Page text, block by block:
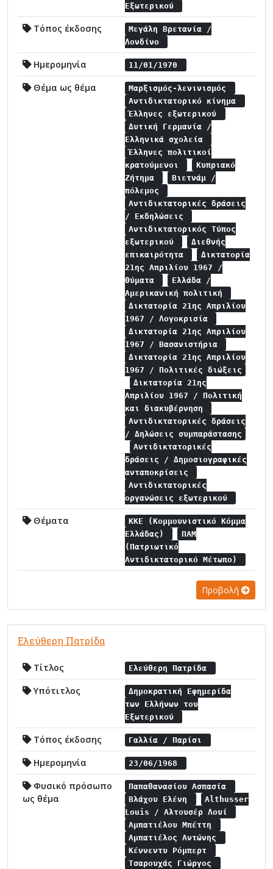
Εξωτερικού
Τόπος έκδοσης
Μεγάλη Βρετανία /
Λονδίνο
Ημερομηνία 11/01/1970
Θέμα ως θέμα
Μαρξισμός-λενινισμός
Αντιδικτατορικό κίνημα
Έλληνες εξωτερικού
Δυτική Γερμανία /
Ελληνικά σχολεία
Έλληνες πολιτικοί
κρατούμενοι
Κυπριακό
Ζήτημα
Βιετνάμ /
πόλεμος
Αντιδικτατορικές δράσεις
/ Εκδηλώσεις
Αντιδικτατορικός Τύπος
εξωτερικού
Διεθνής
επικαιρότητα
Δικτατορία
21ης Απριλίου 1967 /
Θύματα
Ελλάδα /
Αμερικανική πολιτική
Δικτατορία 21ης Απριλίου
1967 / Λογοκρισία
Δικτατορία 21ης Απριλίου
1967 / Βασανιστήρια
Δικτατορία 21ης Απριλίου
1967 / Πολιτικές διώξεις
Δικτατορία 21ης
Απριλίου 1967 / Πολιτική
και διακυβέρνηση
Αντιδικτατορικές δράσεις
/ Δηλώσεις συμπαράστασης
Αντιδικτατορικές
δράσεις / Δημοσιογραφικές
ανταποκρίσεις
Αντιδικτατορικές
οργανώσεις εξωτερικού
Θέματα
ΚΚΕ (Κομμουνιστικό Κόμμα
Ελλάδας)
ΠΑΜ
(Πατριωτικό
Αντιδικτατορικό Μέτωπο)
Προβολή
Ελεύθερη Πατρίδα
Τίτλος Ελεύθερη Πατρίδα
Υπότιτλος
Δημοκρατική Εφημερίδα
των Ελλήνων του
Εξωτερικού
Τόπος έκδοσης Γαλλία / Παρίσι
Ημερομηνία 23/06/1968
Φυσικό πρόσωπο
ως θέμα
Παπαθανασίου Ασπασία
Βλάχου Ελένη
Althusser
Louis / Αλτουσέρ Λουί
Αμπατιέλου Μπέττη
Αμπατιέλος Αντώνης
Κέννεντυ Ρόμπερτ
Τσαρουχάς Γιώργος